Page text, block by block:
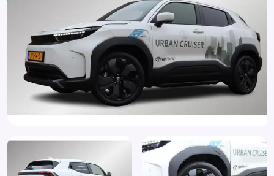
Draadloze telefoonlader
Elektrische ramen voor en achter
Elektrisch verstelbare bestuurdersstoel
Elektronische remkrachtverdeling
Elektronisch Stabiliteits Programma
Extra getint glas
Grootlichtassistent
Hoofd airbag(s) achter
Hoofd airbag(s) voor